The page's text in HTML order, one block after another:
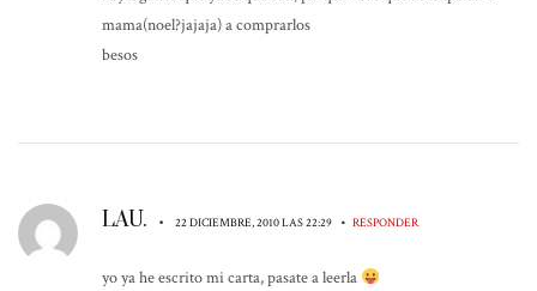
mama(noel?jajaja) a comprarlos
besos
LAU. • 22 DICIEMBRE, 2010 LAS 22:29 • RESPONDER
yo ya he escrito mi carta, pasate a leerla